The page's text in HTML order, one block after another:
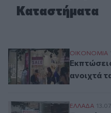
Καταστήματα
ΟΙΚΟΝΟΜΙΑ
ανοιχτά
Πρεμιέρα
ΕΛΛAΔΑ